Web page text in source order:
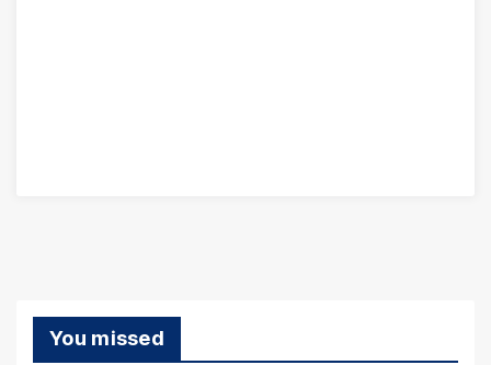
You missed